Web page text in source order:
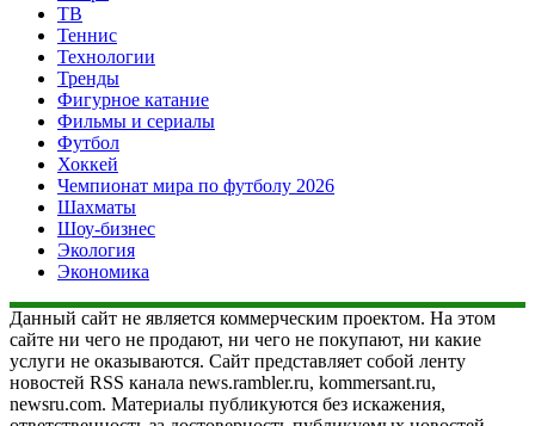
ТВ
Теннис
Технологии
Тренды
Фигурное катание
Фильмы и сериалы
Футбол
Хоккей
Чемпионат мира по футболу 2026
Шахматы
Шоу-бизнес
Экология
Экономика
Данный сайт не является коммерческим проектом. На этом
сайте ни чего не продают, ни чего не покупают, ни какие
услуги не оказываются. Сайт представляет собой ленту
новостей RSS канала news.rambler.ru, kommersant.ru,
newsru.com. Материалы публикуются без искажения,